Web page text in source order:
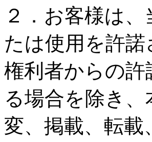
２．お客様は
たは使用を許
権利者からの
る場合を除き
変、掲載、転載